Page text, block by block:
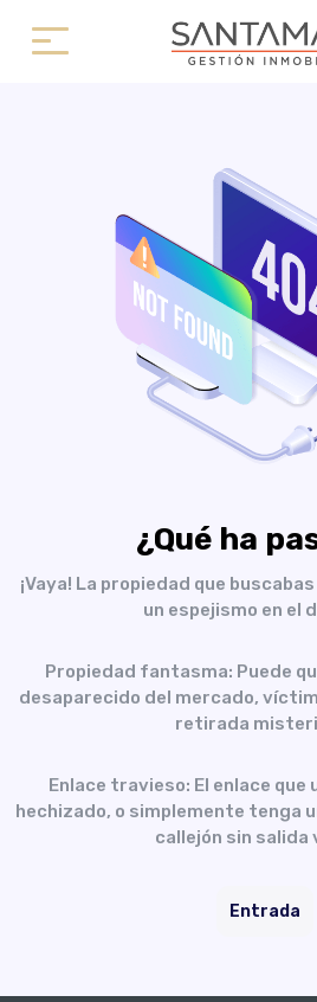
¿Qué ha
¡Vaya! La propiedad que
un espejismo en el
Propiedad fantasma: Puede
desaparecido del mercado,
retirada
Enlace travieso: El enlace
hechizado, o simplemente tenga
callejón sin salida
Entrada